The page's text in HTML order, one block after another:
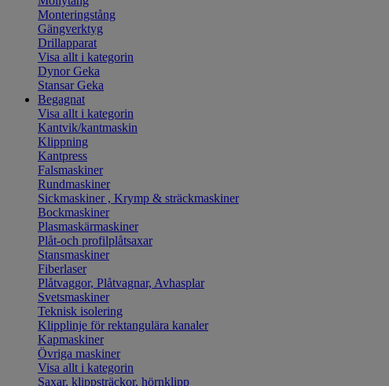
Monteringstång
Gängverktyg
Drillapparat
Visa allt i kategorin
Dynor Geka
Stansar Geka
Begagnat
Visa allt i kategorin
Kantvik/kantmaskin
Klippning
Kantpress
Falsmaskiner
Rundmaskiner
Sickmaskiner , Krymp & sträckmaskiner
Bockmaskiner
Plasmaskärmaskiner
Plåt-och profilplåtsaxar
Stansmaskiner
Fiberlaser
Plåtvaggor, Plåtvagnar, Avhasplar
Svetsmaskiner
Teknisk isolering
Klipplinje för rektangulära kanaler
Kapmaskiner
Övriga maskiner
Visa allt i kategorin
Saxar, klippsträckor, hörnklipp